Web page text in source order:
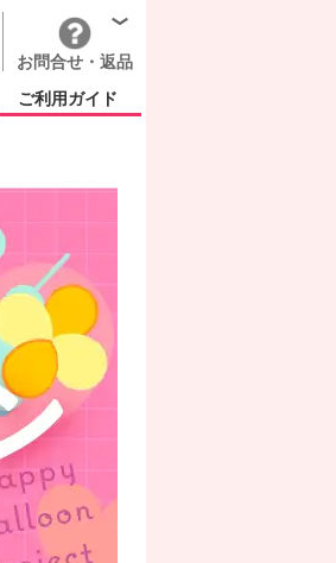
お問合せ・返品
ご利用ガイド